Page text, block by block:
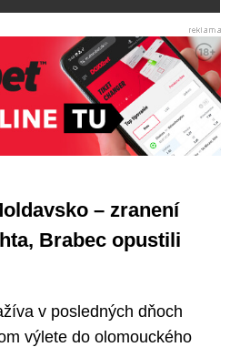
– zranení
Brabec opustili
v posledných dňoch
výlete do olomouckého